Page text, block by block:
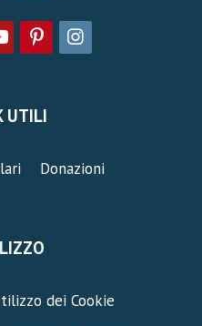
UTILI
Donazioni
dei Cookie